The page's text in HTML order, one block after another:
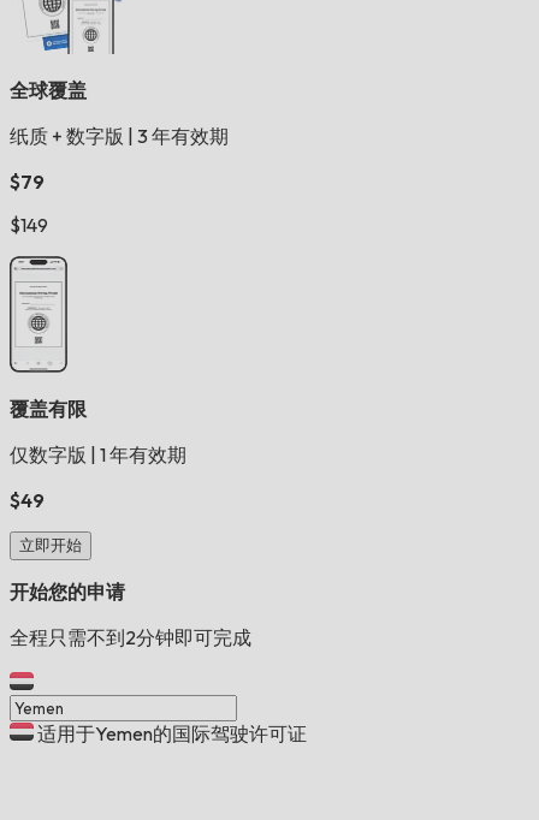
全球覆盖
纸质 + 数字版
3 年有效期
$79
$149
覆盖有限
仅数字版
1 年有效期
$49
立即开始
开始您的申请
全程只需不到2分钟即可完成
适用于Yemen的国际驾驶许可证